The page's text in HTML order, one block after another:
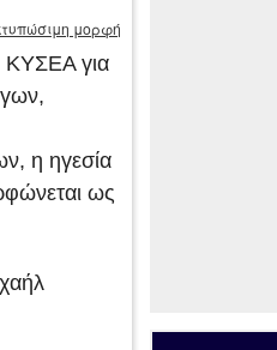
μορφή
ΚΥΣΕΑ για
η ηγεσία
ως